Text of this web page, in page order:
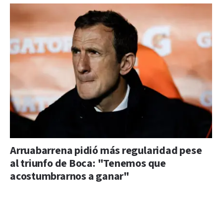
Arruabarrena pidió más regularidad pese
al triunfo de Boca: "Tenemos que
acostumbrarnos a ganar"